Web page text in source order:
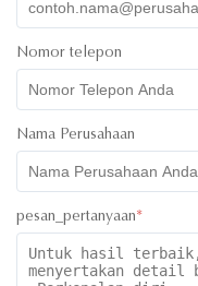
Nomor telepon
Nama Perusahaan
pesan_pertanyaan*